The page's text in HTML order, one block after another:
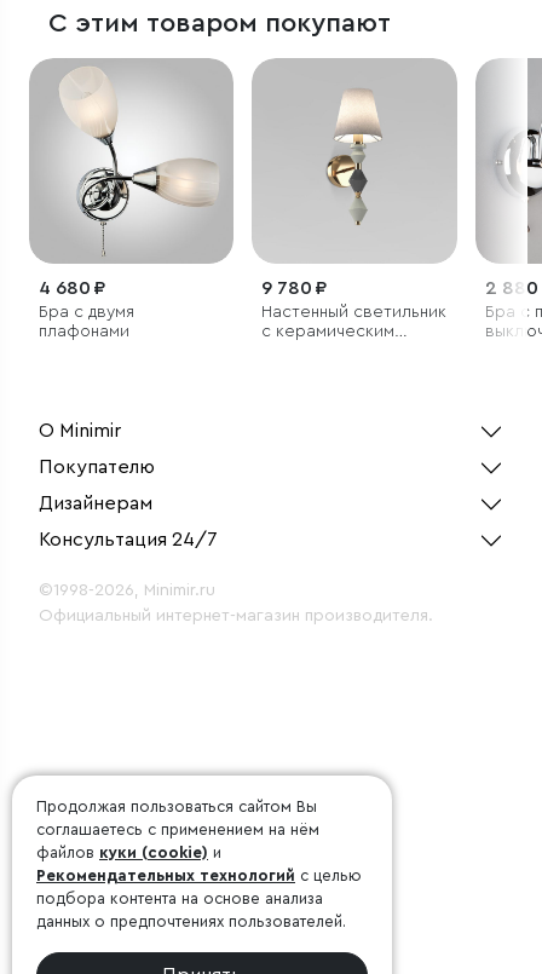
С этим товаром покупают
4 680 ₽
Бра с двумя
плафонами
9 780 ₽
Настенный светильник
с керамическим
2 880
Бра с
О Minimir
Покупателю
Дизайнерам
Консультация 24/7
©1998-2026, Minimir.ru
Официальный интернет-магазин производителя.
Продолжая пользоваться сайтом Вы
соглашаетесь с применением на нём
файлов куки (cookie) и
Рекомендательных технологий с целью
подбора контента на основе анализа
данных о предпочтениях пользователей.